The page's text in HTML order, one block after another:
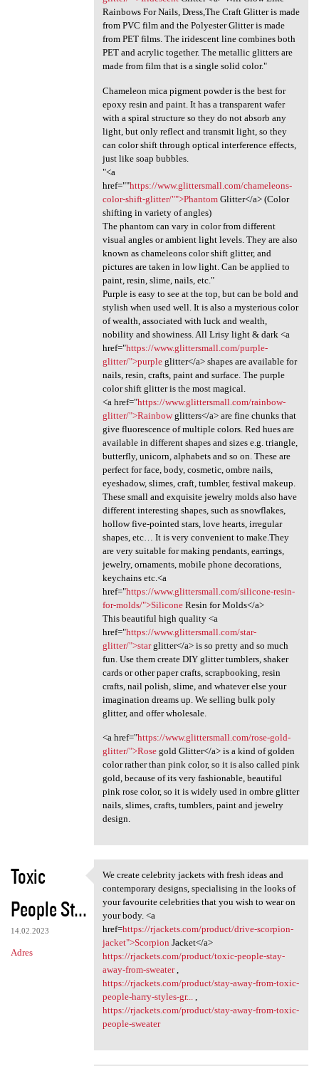
Rainbows For Nails, Dress,The Craft Glitter is made
from PVC film and the Polyester Glitter is made
from PET films. The iridescent line combines both
PET and acrylic together. The metallic glitters are
made from film that is a single solid color."
Chameleon mica pigment powder is the best for
epoxy resin and paint. It has a transparent wafer
with a spiral structure so they do not absorb any
light, but only reflect and transmit light, so they
can color shift through optical interference effects,
just like soap bubbles.
"<a
href=""https://www.glittersmall.com/chameleons-
color-shift-glitter/"">PhantomGlitter</a> (Color
shifting in variety of angles)
The phantom can vary in color from different
visual angles or ambient light levels. They are also
known as chameleons color shift glitter, and
pictures are taken in low light. Can be applied to
paint, resin, slime, nails, etc."
Purple is easy to see at the top, but can be bold and
stylish when used well. It is also a mysterious color
of wealth, associated with luck and wealth,
nobility and showiness. All Lrisy light & dark <a
href="https://www.glittersmall.com/purple-
glitter/">purpleglitter</a> shapes are available for
nails, resin, crafts, paint and surface. The purple
color shift glitter is the most magical.
<a href="https://www.glittersmall.com/rainbow-
glitter/">Rainbowglitters</a> are fine chunks that
give fluorescence of multiple colors. Red hues are
available in different shapes and sizes e.g. triangle,
butterfly, unicorn, alphabets and so on. These are
perfect for face, body, cosmetic, ombre nails,
eyeshadow, slimes, craft, tumbler, festival makeup.
These small and exquisite jewelry molds also have
different interesting shapes, such as snowflakes,
hollow five-pointed stars, love hearts, irregular
shapes, etc… It is very convenient to make.They
are very suitable for making pendants, earrings,
jewelry, ornaments, mobile phone decorations,
keychains etc.<a
href="https://www.glittersmall.com/silicone-resin-
for-molds/">SiliconeResin for Molds</a>
This beautiful high quality <a
href="https://www.glittersmall.com/star-
glitter/">starglitter</a> is so pretty and so much
fun. Use them create DIY glitter tumblers, shaker
cards or other paper crafts, scrapbooking, resin
crafts, nail polish, slime, and whatever else your
imagination dreams up. We selling bulk poly
glitter, and offer wholesale.
<a href="https://www.glittersmall.com/rose-gold-
glitter/">Rosegold Glitter</a> is a kind of golden
color rather than pink color, so it is also called pink
gold, because of its very fashionable, beautiful
pink rose color, so it is widely used in ombre glitter
nails, slimes, crafts, tumblers, paint and jewelry
design.
Toxic
People St...
14.02.2023
Adres
We create celebrity jackets
We create celebrity jackets with fresh ideas and
contemporary designs, specialising in the looks of
your favourite celebrities that you wish to wear on
your body. <a
href=https://rjackets.com/product/drive-scorpion-
jacket">Scorpion Jacket</a>
https://rjackets.com/product/toxic-people-stay-
away-from-sweater,
https://rjackets.com/product/stay-away-from-toxic-
people-harry-styles-gr...
https://rjackets.com/product/stay-away-from-toxic-
people-sweater